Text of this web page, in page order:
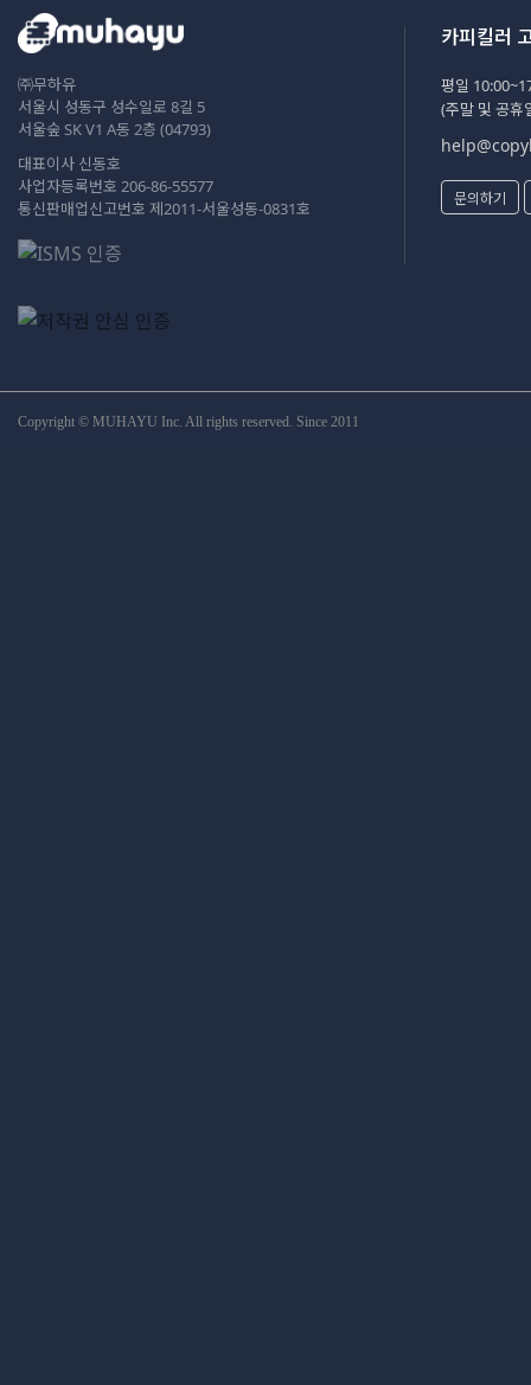
㈜무하유
서울시 성동구 성수일로 8길 5
서울숲 SK V1 A동 2층 (04793)
대표이사 신동호
사업자등록번호 206-86-55577
통신판매업신고번호 제2011-서울성동-0831호
카피킬러
평일
(주말 및 공휴
문의하기
Copyright © MUHAYU Inc. All rights reserved. Since 2011